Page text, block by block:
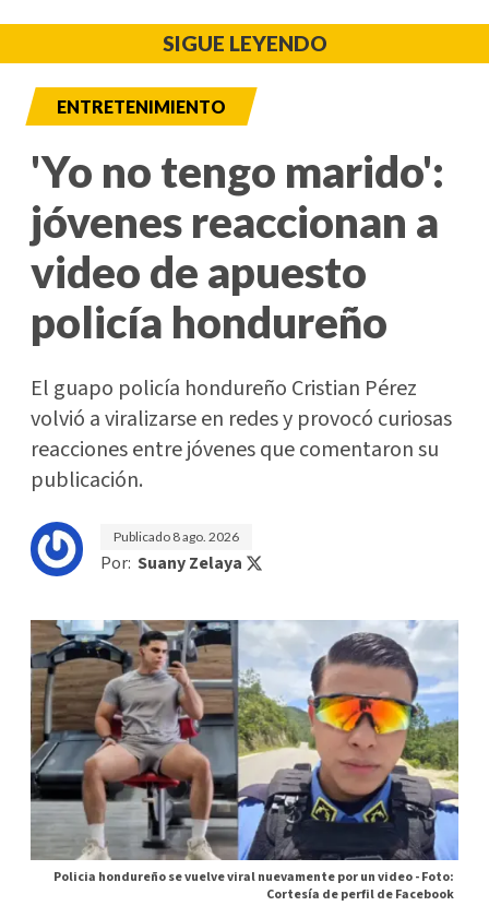
SIGUE LEYENDO
ENTRETENIMIENTO
'Yo no tengo marido':
jóvenes reaccionan a
video de apuesto
policía hondureño
El guapo policía hondureño Cristian Pérez
volvió a viralizarse en redes y provocó curiosas
reacciones entre jóvenes que comentaron su
publicación.
Publicado 8 ago. 2026
Por: Suany Zelaya
Policia hondureño se vuelve viral nuevamente por un video -Foto:
Cortesía de perfil de Facebook